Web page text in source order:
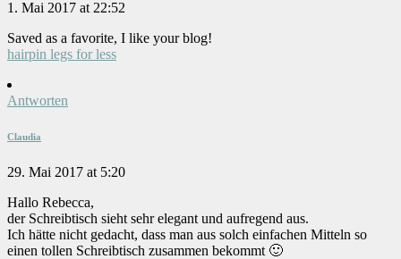
1. Mai 2017 at 22:52
Saved as a favorite, I like your blog!
hairpin legs for less
Antworten
Claudia
29. Mai 2017 at 5:20
Hallo Rebecca,
der Schreibtisch sieht sehr elegant und aufregend aus.
Ich hätte nicht gedacht, dass man aus solch einfachen Mitteln so
einen tollen Schreibtisch zusammen bekommt 🙂